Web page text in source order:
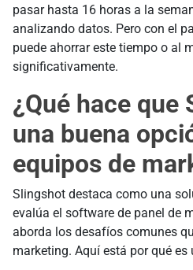
pasar hasta 16 horas a la
analizando datos. Pero con el
puede ahorrar este tiempo o al
significativamente.
¿Qué hace que
una buena
equipos de
Slingshot destaca como una
evalúa el software de panel de
aborda los desafíos comunes
marketing. Aquí está por qué